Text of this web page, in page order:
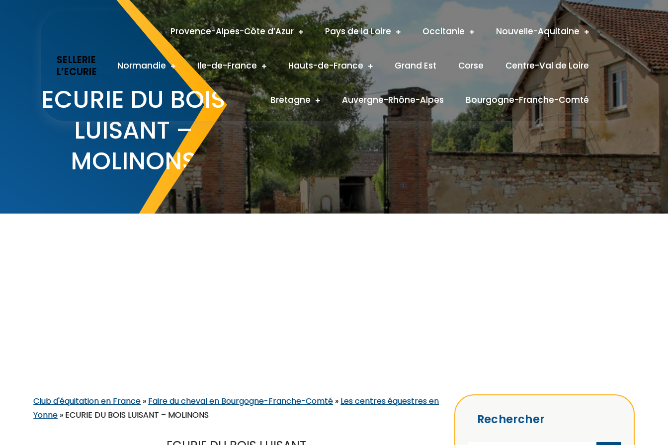
SELLERIE
L’ECURIE
Provence-Alpes-Côte d’Azur Pays de la Loire Occitanie Nouvelle-Aquitaine
Normandie Ile-de-France Hauts-de-France Grand Est Corse Centre-Val de Loire
Bretagne Auvergne-Rhône-Alpes Bourgogne-Franche-Comté
ECURIE DU BOIS
LUISANT –
MOLINONS
Club d'équitation en France » Faire du cheval en Bourgogne-Franche-Comté » Les centres équestres en
Yonne » ECURIE DU BOIS LUISANT – MOLINONS Rechercher